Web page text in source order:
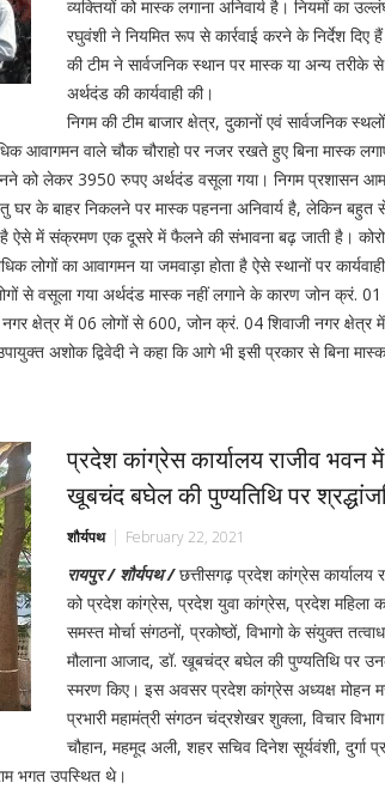
व्यक्तियों को मास्क लगाना अनिवार्य है। नियमों का
रघुवंशी ने नियमित रूप से कार्रवाई करने के निर्देश
की टीम ने सार्वजनिक स्थान पर मास्क या अन्य तरीके
अर्थदंड की कार्यवाही की।
निगम की टीम बाजार क्षेत्र, दुकानों एवं सार्वजनिक
आवागमन वाले चौक चौराहो पर नजर रखते हुए बिना मास्क
को लेकर 3950 रुपए अर्थदंड वसूला गया। निगम प्रशासन
के बाहर निकलने पर मास्क पहनना अनिवार्य है, लेकिन बहुत
ऐसे में संक्रमण एक दूसरे में फैलने की संभावना बढ़ जाती है।
का आवागमन या जमवाड़ा होता है ऐसे स्थानों पर
से वसूला गया अर्थदंड मास्क नहीं लगाने के कारण जोन क्रं.
क्षेत्र में 06 लोगों से 600, जोन क्रं. 04 शिवाजी नगर
अशोक द्विवेदी ने कहा कि आगे भी इसी प्रकार से बिना मास्क
प्रदेश कांग्रेस कार्यालय राजीव भवन
खूबचंद बघेल की पुण्यतिथि पर
शौर्यपथ February 22, 2021
रायपुर / शौर्यपथ /छत्तीसगढ़ प्रदेश कांग्रेस कार्यालय
को प्रदेश कांग्रेस, प्रदेश युवा कांग्रेस, प्रदेश
समस्त मोर्चा संगठनों, प्रकोष्ठों, विभागो के संयुक्त
मौलाना आजाद, डॉ. खूबचंद्र बघेल की पुण्यतिथि पर उनके
स्मरण किए। इस अवसर प्रदेश कांग्रेस अध्यक्ष मोहन
प्रभारी महामंत्री संगठन चंद्रशेखर शुक्ला, विचार
चौहान, महमूद अली, शहर सचिव दिनेश सूर्यवंशी, दुर्गा
भगत उपस्थित थे।